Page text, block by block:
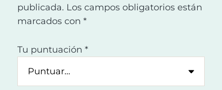
publicada. Los campos obligatorios están
marcados con *
Tu puntuación *